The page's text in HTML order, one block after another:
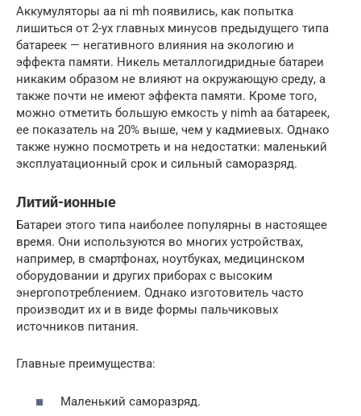
Аккумуляторы аа ni mh появились, как попытка
лишиться от 2-ух главных минусов предыдущего типа
батареек — негативного влияния на экологию и
эффекта памяти. Никель металлогидридные батареи
никаким образом не влияют на окружающую среду, а
также почти не имеют эффекта памяти. Кроме того,
можно отметить большую емкость у nimh аа батареек,
ее показатель на 20% выше, чем у кадмиевых. Однако
также нужно посмотреть и на недостатки: маленький
эксплуатационный срок и сильный саморазряд.
Литий-ионные
Батареи этого типа наиболее популярны в настоящее
время. Они используются во многих устройствах,
например, в смартфонах, ноутбуках, медицинском
оборудовании и других приборах с высоким
энергопотреблением. Однако изготовитель часто
производит их и в виде формы пальчиковых
источников питания.
Главные преимущества:
Маленький саморазряд.